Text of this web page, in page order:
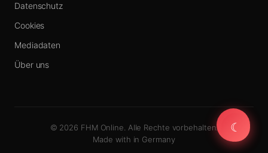
Datenschutz
Cookies
Mediadaten
Über uns
© 2026 FHM Online. Alle Rechte vorbehalten.
Made with in Germany
☾
☾